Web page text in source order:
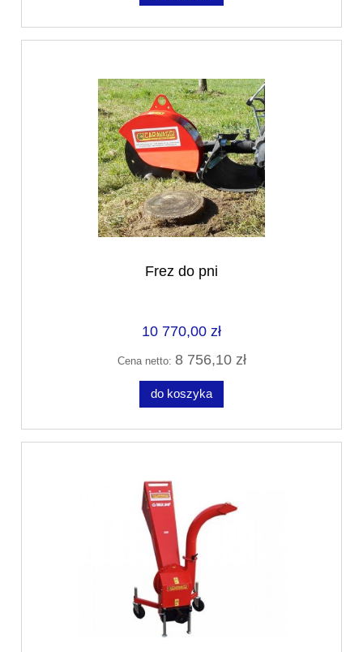
Frez do pni
10 770,00 zł
Cena netto: 8 756,10 zł
do koszyka